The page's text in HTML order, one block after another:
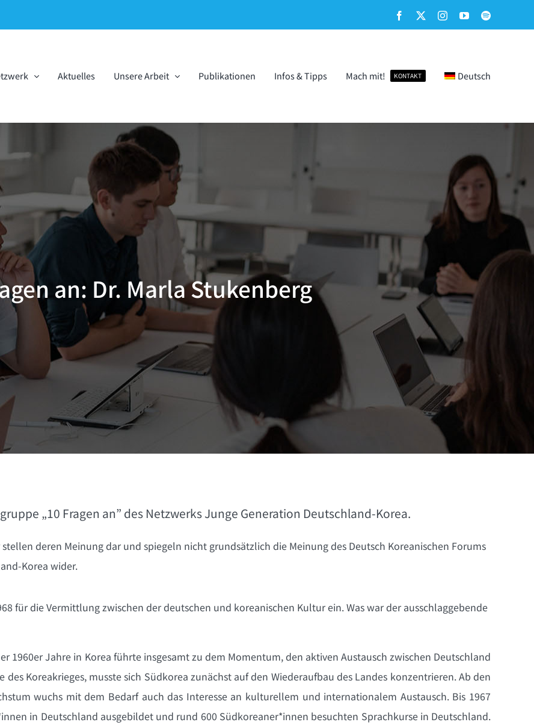
Facebook InstagramYouTubeSpotify
Aktuelles Unsere Arbeit Publikationen Infos & Tipps Mach mit! KONTAKT Deutsch
an: Dr. Marla Stukenberg
„10 Fragen an” des Netzwerks Junge Generation Deutschland-Korea.
deren Meinung dar und spiegeln nicht grundsätzlich die Meinung des Deutsch Koreanischen Forums
Korea wider.
für die Vermittlung zwischen der deutschen und koreanischen Kultur ein. Was war der ausschlaggebende
1960er Jahre in Korea führte insgesamt zu dem Momentum, den aktiven Austausch zwischen Deutschland
des Koreakrieges, musste sich Südkorea zunächst auf den Wiederaufbau des Landes konzentrieren. Ab den
wuchs mit dem Bedarf auch das Interesse an kulturellem und internationalem Austausch. Bis 1967
in Deutschland ausgebildet und rund 600 Südkoreaner*innen besuchten Sprachkurse in Deutschland.